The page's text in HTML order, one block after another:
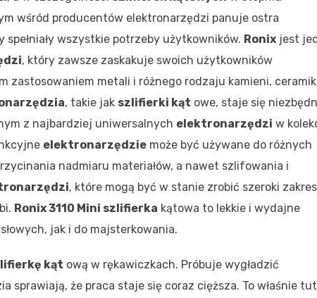
wśród producentów elektronarzędzi panuje ostra
wszystkie potrzeby użytkowników. Ronix jest
, który zawsze zaskakuje swoich użytkowników
zastosowaniem metali i różnego rodzaju kamieni,
, takie jak szlifierki kąt owe, staje się
z najbardziej uniwersalnych elektronarzędzi w
elektronarzędzie może być używane do różnych
nadmiaru materiałów, a nawet szlifowania i
, które mogą być w stanie zrobić szeroki zakres
Ronix 3110 Mini szlifierka kątowa to lekkie i wydajne
jak i do majsterkowania.
kąt ową w rękawiczkach. Próbuje wygładzić
sprawiają, że praca staje się coraz cięższa. To właśnie